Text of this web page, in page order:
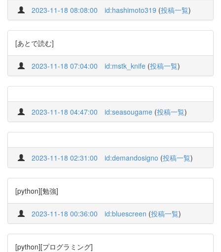
2023-11-18 08:08:00 id:hashimoto319 (投稿一覧)
[あとで読む]
2023-11-18 07:04:00 id:mstk_knife (投稿一覧)
2023-11-18 04:47:00 id:seasougame (投稿一覧)
2023-11-18 02:31:00 id:demandosigno (投稿一覧)
[python][勉強]
2023-11-18 00:36:00 id:bluescreen (投稿一覧)
[python][プログラミング]